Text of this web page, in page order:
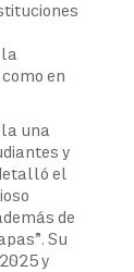
la
en
una
y
el
de
Su
y